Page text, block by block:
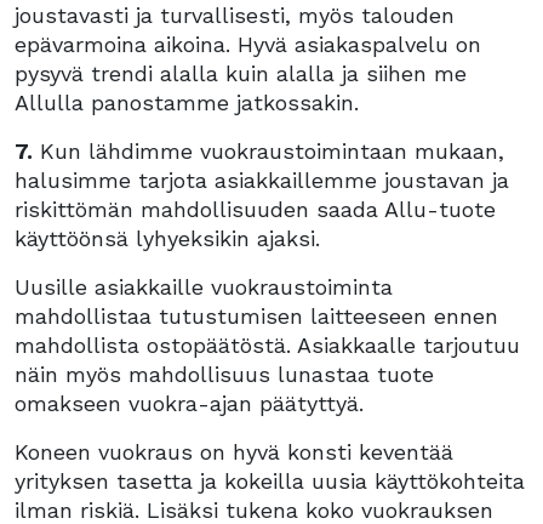
joustavasti ja turvallisesti, myös talouden
epävarmoina aikoina. Hyvä asiakaspalvelu on
pysyvä trendi alalla kuin alalla ja siihen me
Allulla panostamme jatkossakin.
7. Kun lähdimme vuokraustoimintaan mukaan,
halusimme tarjota asiakkaillemme joustavan ja
riskittömän mahdollisuuden saada Allu-tuote
käyttöönsä lyhyeksikin ajaksi.
Uusille asiakkaille vuokraustoiminta
mahdollistaa tutustumisen laitteeseen ennen
mahdollista ostopäätöstä. Asiakkaalle tarjoutuu
näin myös mahdollisuus lunastaa tuote
omakseen vuokra-ajan päätyttyä.
Koneen vuokraus on hyvä konsti keventää
yrityksen tasetta ja kokeilla uusia käyttökohteita
ilman riskiä. Lisäksi tukena koko vuokrauksen